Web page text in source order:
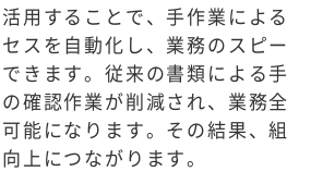
用することで、手作業による
スを自動化し、業務のスピー
きます。従来の書類による手
確認作業が削減され、業務全
能になります。その結果、組
上につながります。